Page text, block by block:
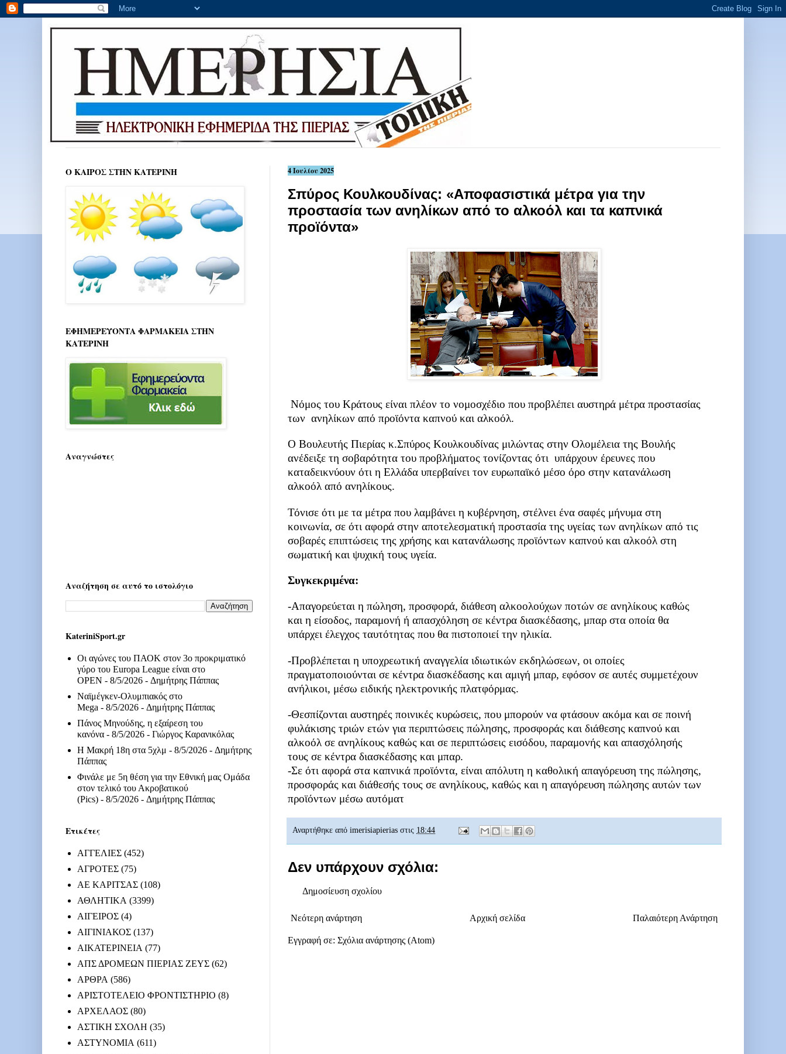
4 Ιουλίου 2025
Σπύρος Κουλκουδίνας: «Αποφασιστικά μέτρα για την
προστασία των ανηλίκων από το αλκοόλ και τα καπνικά
προϊόντα»
Νόμος του Κράτους είναι πλέον το νομοσχέδιο που προβλέπει αυστηρά μέτρα προστασίας
των ανηλίκων από προϊόντα καπνού και αλκοόλ.
Ο Βουλευτής Πιερίας κ.Σπύρος Κουλκουδίνας μιλώντας στην Ολομέλεια της Βουλής
ανέδειξε τη σοβαρότητα του προβλήματος τονίζοντας ότι υπάρχουν έρευνες που
καταδεικνύουν ότι η Ελλάδα υπερβαίνει τον ευρωπαϊκό μέσο όρο στην κατανάλωση
αλκοόλ από ανηλίκους.
Τόνισε ότι με τα μέτρα που λαμβάνει η κυβέρνηση, στέλνει ένα σαφές μήνυμα στη
κοινωνία, σε ότι αφορά στην αποτελεσματική προστασία της υγείας των ανηλίκων από τις
σοβαρές επιπτώσεις της χρήσης και κατανάλωσης προϊόντων καπνού και αλκοόλ στη
σωματική και ψυχική τους υγεία.
Συγκεκριμένα:
-Απαγορεύεται η πώληση, προσφορά, διάθεση αλκοολούχων ποτών σε ανηλίκους καθώς
και η είσοδος, παραμονή ή απασχόληση σε κέντρα διασκέδασης, μπαρ στα οποία θα
υπάρχει έλεγχος ταυτότητας που θα πιστοποιεί την ηλικία.
-Προβλέπεται η υποχρεωτική αναγγελία ιδιωτικών εκδηλώσεων, οι οποίες
πραγματοποιούνται σε κέντρα διασκέδασης και αμιγή μπαρ, εφόσον σε αυτές συμμετέχουν
ανήλικοι, μέσω ειδικής ηλεκτρονικής πλατφόρμας.
-Θεσπίζονται αυστηρές ποινικές κυρώσεις, που μπορούν να φτάσουν ακόμα και σε ποινή
φυλάκισης τριών ετών για περιπτώσεις πώλησης, προσφοράς και διάθεσης καπνού και
αλκοόλ σε ανηλίκους καθώς και σε περιπτώσεις εισόδου, παραμονής και απασχόλησής
τους σε κέντρα διασκέδασης και μπαρ.
-Σε ότι αφορά στα καπνικά προϊόντα, είναι απόλυτη η καθολική απαγόρευση της πώλησης,
προσφοράς και διάθεσής τους σε ανηλίκους, καθώς και η απαγόρευση πώλησης αυτών των
προϊόντων μέσω αυτόματ
Αναρτήθηκε από imerisiapierias στις 18:44
Δεν υπάρχουν σχόλια:
Δημοσίευση σχολίου
Νεότερη ανάρτηση Παλαιότερη Ανάρτηση
Αρχική σελίδα
Εγγραφή σε: Σχόλια ανάρτησης (Atom)
Ο ΚΑΙΡΟΣ ΣΤΗΝ ΚΑΤΕΡΙΝΗ
ΕΦΗΜΕΡΕΥΟΝΤΑ ΦΑΡΜΑΚΕΙΑ ΣΤΗΝ
ΚΑΤΕΡΙΝΗ
Αναγνώστες
Αναζήτηση σε αυτό το ιστολόγιο
KateriniSport.gr
Οι αγώνες του ΠΑΟΚ στον 3ο προκριματικό
γύρο του Europa League είναι στο
OPEN - 8/5/2026 - Δημήτρης Πάππας
Ναϊμέγκεν-Ολυμπιακός στο
Mega - 8/5/2026 - Δημήτρης Πάππας
Πάνος Μηνούδης, η εξαίρεση του
κανόνα - 8/5/2026 - Γιώργος Καρανικόλας
Η Μακρή 18η στα 5χλμ - 8/5/2026 - Δημήτρης
Πάππας
Φινάλε με 5η θέση για την Εθνική μας Ομάδα
στον τελικό του Ακροβατικού
(Pics) - 8/5/2026 - Δημήτρης Πάππας
Ετικέτες
ΑΓΓΕΛΙΕΣ (452)
ΑΓΡΟΤΕΣ (75)
ΑΕ ΚΑΡΙΤΣΑΣ (108)
ΑΘΛΗΤΙΚΑ (3399)
ΑΙΓΕΙΡΟΣ (4)
ΑΙΓΙΝΙΑΚΟΣ (137)
ΑΙΚΑΤΕΡΙΝΕΙΑ (77)
ΑΠΣ ΔΡΟΜΕΩΝ ΠΙΕΡΙΑΣ ΖΕΥΣ (62)
ΑΡΘΡΑ (586)
ΑΡΙΣΤΟΤΕΛΕΙΟ ΦΡΟΝΤΙΣΤΗΡΙΟ (8)
ΑΡΧΕΛΑΟΣ (80)
ΑΣΤΙΚΗ ΣΧΟΛΗ (35)
ΑΣΤΥΝΟΜΙΑ (611)